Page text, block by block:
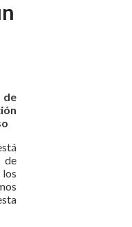
de